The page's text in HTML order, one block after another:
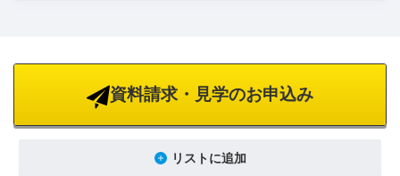
資料請求・見学のお申込み
リストに追加